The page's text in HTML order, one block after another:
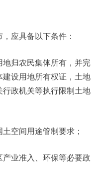
应具备以下条件：
归农民集体所有，并完
建设用地所有权证，土地
政机关等执行限制土地
空间用途管制要求；
业准入、环保等必要政